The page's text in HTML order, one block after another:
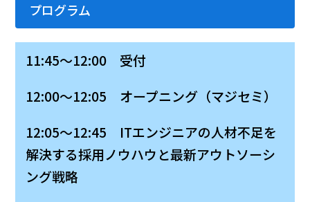
プログラム
11:45～12:00 受付
12:00～12:05 オープニング（マジセミ）
12:05～12:45 ITエンジニアの人材不足を
解決する採用ノウハウと最新アウトソーシ
ング戦略